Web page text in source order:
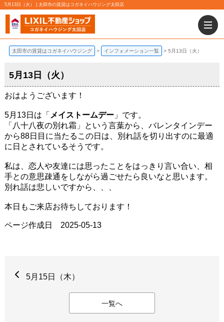
5月13日（火） | 太田市の賃貸はコガネイハウジング太田店
太田市の賃貸はコガネイハウジング インフォメーション一覧 5月13日（火）
5月13日（火）
おはようございます！
5月13日は「 メイストームデー」です。
「八十八夜の別れ霜」という言葉から、バレンタインデー
から88日目に当たるこの日は、別れ話を切り出すのに最適
に日とされているそうです。
私は、恋人や友達には思ったことをはっきり言い合い、相
手との意思疎通をしながら過ごせたら良いなと思います。
別れ話は悲しいですから、、、
本日もご来店お待ちしております！
ページ作成日 2025-05-13
5月15日（木）
一覧へ